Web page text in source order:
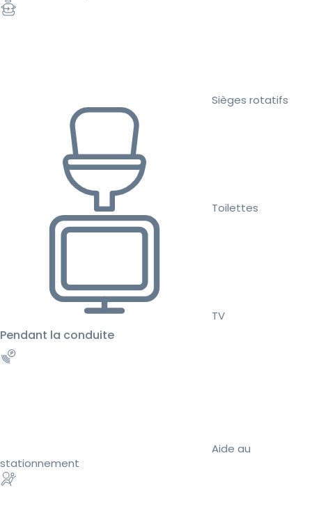
Sièges rotatifs
Toilettes
TV
Pendant la conduite
Aide au
stationnement